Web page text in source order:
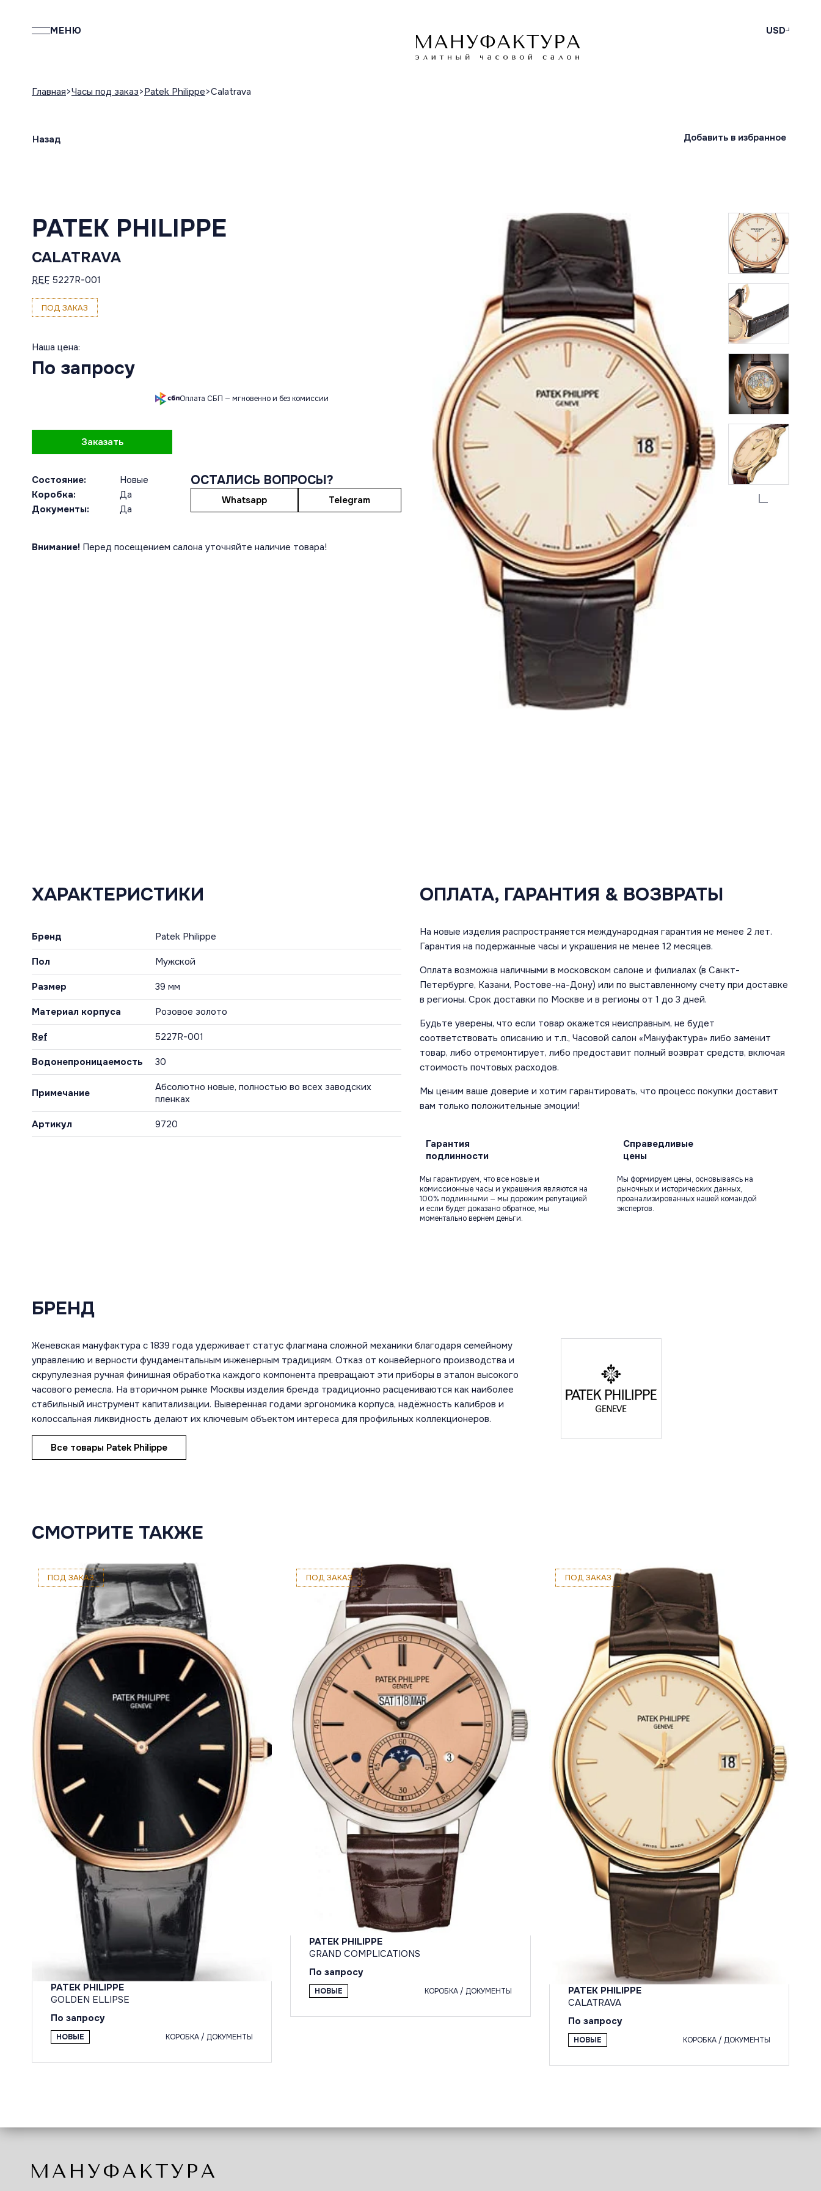
МЕНЮ USD
Главная Часы под заказ Patek Philippe Calatrava
Назад Добавить в избранное
PATEK PHILIPPE
CALATRAVA
REF 5227R-001
ПОД ЗАКАЗ
Наша цена:
По запросу
Оплата СБП — мгновенно и без комиссии
Заказать
Состояние:
Новые
Коробка:
Да
Документы:
Да
ОСТАЛИСЬ ВОПРОСЫ?
Whatsapp Telegram
Внимание! Перед посещением салона уточняйте наличие товара!
ХАРАКТЕРИСТИКИ
Бренд Patek Philippe
Пол Мужской
Размер 39 мм
Материал корпуса Розовое золото
Ref 5227R-001
Водонепроницаемость 30
Примечание
Абсолютно новые, полностью во всех заводских
пленках
Артикул 9720
ОПЛАТА, ГАРАНТИЯ & ВОЗВРАТЫ
На новые изделия распространяется международная гарантия не менее 2 лет.
Гарантия на подержанные часы и украшения не менее 12 месяцев.
Оплата возможна наличными в московском салоне и филиалах (в Санкт-
Петербурге, Казани, Ростове-на-Дону) или по выставленному счету при доставке
в регионы. Срок доставки по Москве и в регионы от 1 до 3 дней.
Будьте уверены, что если товар окажется неисправным, не будет
соответствовать описанию и т.п., Часовой салон «Мануфактура» либо заменит
товар, либо отремонтирует, либо предоставит полный возврат средств, включая
стоимость почтовых расходов.
Мы ценим ваше доверие и хотим гарантировать, что процесс покупки доставит
вам только положительные эмоции!
Гарантия
подлинности
Мы гарантируем, что все новые и
комиссионные часы и украшения являются на
100% подлинными — мы дорожим репутацией
и если будет доказано обратное, мы
моментально вернем деньги.
Справедливые
цены
Мы формируем цены, основываясь на
рыночных и исторических данных,
проанализированных нашей командой
экспертов.
БРЕНД
Женевская мануфактура с 1839 года удерживает статус флагмана сложной механики благодаря семейному
управлению и верности фундаментальным инженерным традициям. Отказ от конвейерного производства и
скрупулезная ручная финишная обработка каждого компонента превращают эти приборы в эталон высокого
часового ремесла. На вторичном рынке Москвы изделия бренда традиционно расцениваются как наиболее
стабильный инструмент капитализации. Выверенная годами эргономика корпуса, надёжность калибров и
колоссальная ликвидность делают их ключевым объектом интереса для профильных коллекционеров.
Все товары Patek Philippe
СМОТРИТЕ ТАКЖЕ
ПОД ЗАКАЗ
PATEK PHILIPPE
GOLDEN ELLIPSE
По запросу
НОВЫЕ КОРОБКА / ДОКУМЕНТЫ
ПОД ЗАКАЗ
PATEK PHILIPPE
GRAND COMPLICATIONS
По запросу
НОВЫЕ КОРОБКА / ДОКУМЕНТЫ
ПОД ЗАКАЗ
PATEK PHILIPPE
CALATRAVA
По запросу
НОВЫЕ КОРОБКА / ДОКУМЕНТЫ